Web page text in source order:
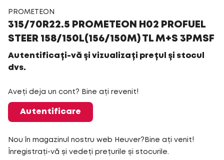
PROMETEON
315/70R22.5 PROMETEON H02 PROFUEL
STEER 158/150L(156/150M) TL M+S 3PMSF
Autentificați-vă și vizualizați prețul și stocul
dvs.
Aveți deja un cont? Bine ați revenit!
Autentificare
Nou în magazinul nostru web Heuver?Bine ați venit!
Înregistrați-vă și vedeți prețurile și stocurile.